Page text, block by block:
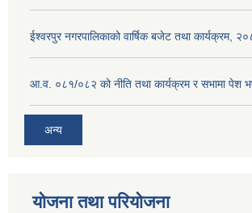
ईश्वरपुर नगरपालिकाको वार्षिक बजेट तथा कार्यक्रम,
आ.व. ०८१/०८२ को नीति तथा कार्यक्रम र सभामा पेश
अन्य
योजना तथा परियोजना